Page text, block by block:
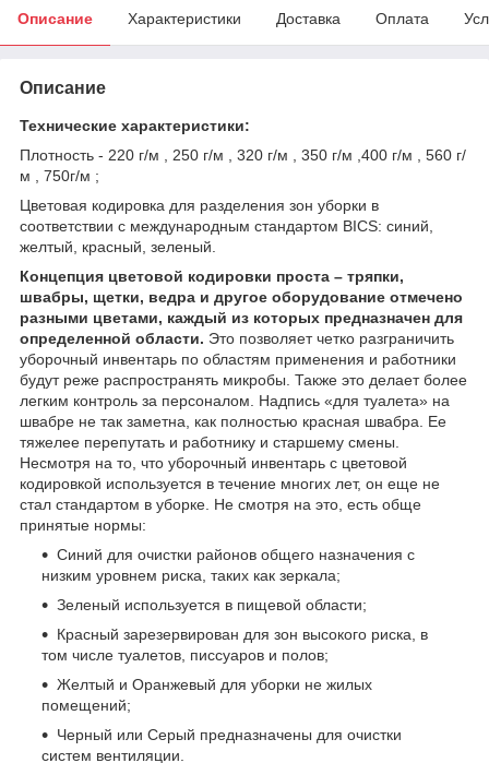
Описание Характеристики Доставка Оплата
Описание
Технические характеристики:
Плотность - 220 г/м , 250 г/м , 320 г/м , 350 г/м ,400 г/м , 560 г/
м , 750г/м ;
Цветовая кодировка для разделения зон уборки в
соответствии с международным стандартом BICS: синий,
желтый, красный, зеленый.
Концепция цветовой кодировки проста – тряпки,
швабры, щетки, ведра и другое оборудование отмечено
разными цветами, каждый из которых предназначен для
определенной области. Это позволяет четко разграничить
уборочный инвентарь по областям применения и работники
будут реже распространять микробы. Также это делает более
легким контроль за персоналом. Надпись «для туалета» на
швабре не так заметна, как полностью красная швабра. Ее
тяжелее перепутать и работнику и старшему смены.
Несмотря на то, что уборочный инвентарь с цветовой
кодировкой используется в течение многих лет, он еще не
стал стандартом в уборке. Не смотря на это, есть обще
принятые нормы:
Синий для очистки районов общего назначения с
низким уровнем риска, таких как зеркала;
Зеленый используется в пищевой области;
Красный зарезервирован для зон высокого риска, в
том числе туалетов, писсуаров и полов;
Желтый и Оранжевый для уборки не жилых
помещений;
Черный или Серый предназначены для очистки
систем вентиляции.